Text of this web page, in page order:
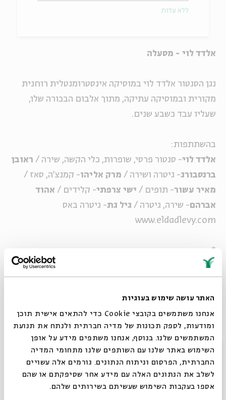
האתר עושה שימוש בעוגיות
אנחנו משתמשים בקובצי Cookie כדי להתאים אישית תוכן
ומודעות, לספק תכונות של מדיה חברתית ולנתח את תנועת
המשתמשים שלנו. בנוסף, אנחנו משתפים מידע על אופן
השימוש באתר שלנו עם השותפים שלנו מתחומי המדיה
החברתית, הפרסום וניתוח הנתונים. גורמים אלה עשויים
לשלב את הנתונים האלה עם מידע אחר שסיפקתם או שהם
אספו בעקבות השימוש שעשיתם בשירותים שלהם.
אלדד לוי - מסעלה
נגן הסנטור אלדד לוי במוסיקה אינסטרומנטלית רוחנית
מקורית ובמוסיקה עתיקה, מתוך אלבום הבכורה שלו,
שעליו עבד כשבע שנים.
בהשתתפות:
אלדד לוי- סנטור פרסי, שופרות, כלי הקשה, שירה / ראובן
ברנסבורג- גיטרה ושירה / מרק אליהו- קמנצ'ה, סאז /
מאיר עשור- תופים / ישי צרפתי- קלידים / אהוד
אברהם- שירה, גיטרה / גיל גת- גיטרה באס
www.eldadlevy.com
* מופע ישיבה
מוסיקה בשני
מוסיקה ישראלית, מוסיקה יהודית ומה שביניהן
*בכל יום שני בשעה 21:00.
הרשמה לאירועים דומים
ללא עלות
סגור